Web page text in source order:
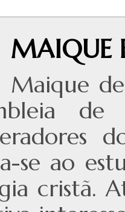
MAIQUE
Maique
se ao
cristã.